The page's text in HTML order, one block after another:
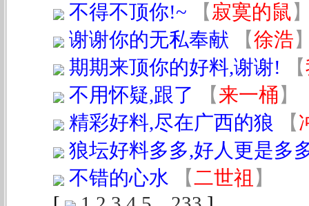
不得不顶你!~
【 寂寞的鼠
谢谢你的无私奉献
【徐浩
期期来顶你的好料,谢谢!
【
不用怀疑,跟了
【来一桶 】
精彩好料,尽在广西的狼
【
狼坛好料多多,好人更是多
不错的心水
【二世祖 】